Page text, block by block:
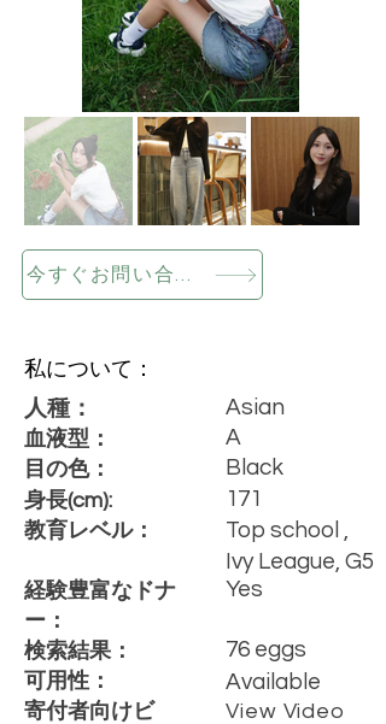
私について：
人種：
血液型：
目の色：
身長(cm):
教育レベル：
経験豊富なドナ
ー：
検索結果：
可用性：
寄付者向けビ
Asian
A
Black
171
Top school ,
Ivy League, G5
Yes
76 eggs
Available
View Video